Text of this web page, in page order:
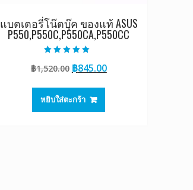
แบตเตอรี่โน๊ตบุ๊ค ของแท้ ASUS
P550,P550C,P550CA,P550CC
5.00
ตั้งแต่ 1-5
฿1,520.00 Original
was:
฿1,520.00.
฿845.00Current
หยิบใส่ตะกร้า